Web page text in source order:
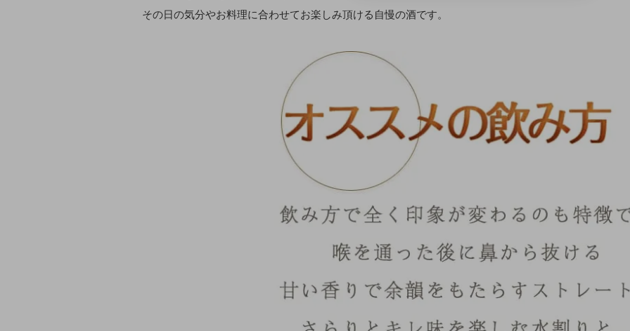
その日の気分やお料理に合わせてお楽しみ頂ける自慢の酒です。